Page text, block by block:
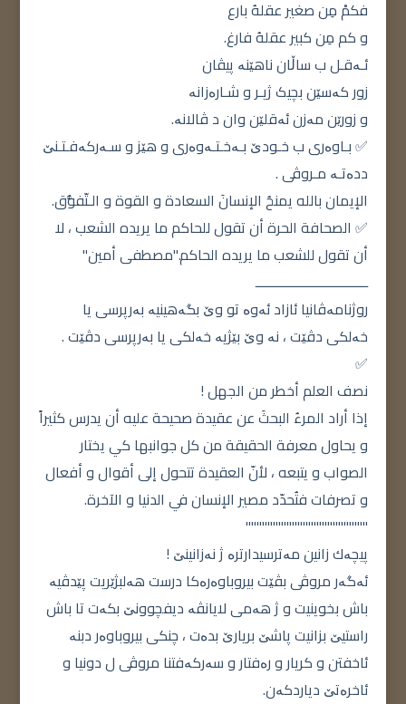
فكمْ مِن صغير عقلهُ بارع
و كم مِن كبير عقلهُ فارغ.
ئـەقـل ب ساڵان ناهێنە پیڤان
زور کەسێن بچیک ژیـر و شـارەزانە
و زورێن مەزن ئەقلێن وان د ڤالانە.
✅ بـاوەری ب خـودێ بـەخـتـەوەری و هێز و سـەرکەفـتـنێ
ددەتـە مـروڤی .
الإيمان بالله يمنحُ الإنسانَ السعادة و القوة و الـتّفوُّق.
✅ الصحافة الحرة أن تقول للحاكم ما يريده الشعب ، لا
أن تقول للشعب ما يريده الحاكم."مصطفى أمين"
ـــــــــــــــــــــــــــــــ
روژنامەڤانیا ئازاد ئەوە تو وێ بگەهینیە بەرپرسی یا
خەلکی دڤێت ، نە وێ بێژیە خەلکی یا بەرپرسی دڤێت .
✅
نصف العلم أخطر من الجهل !
إذا أراد المرءُ البحثَ عن عقيدة صحيحة عليه أن يدرس كثيراً
و يحاول معرفة الحقيقة من كل جوانبها كي يختار
الصواب و يتبعه ، ﻷنّ العقيدة تتحول إلى أقوال و أفعال
و تصرفات فتُحدّد مصير الإنسان في الدنيا و الآخرة.
'''''''''''''"""""""""""""""''
پیچەك زانین مەترسیدارترە ژ نەزانینێ !
ئەگەر مروڤی بڤێت بیروباوەرەکا درست هەلبژێریت پێدڤیە
باش بخوینیت و ژ هەمی لایانڤە دیفچوونێ بکەت تا باش
راستیێ بزانیت پاشێ بریارێ بدەت ، چنکی بیروباوەر دبنە
ئاخفتن و کریار و رەفتار و سەرکەفتنا مروڤی ل دونیا و
ئاخرەتێ دیاردکەن.